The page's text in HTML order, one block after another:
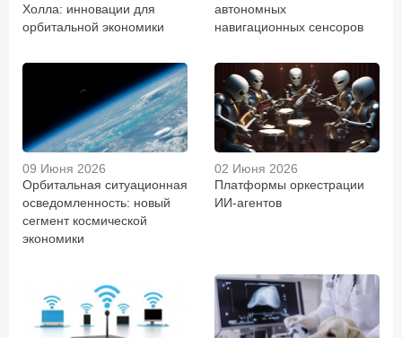
Холла: инновации для
орбитальной экономики
автономных
навигационных сенсоров
09 Июня 2026
Орбитальная ситуационная
осведомленность: новый
сегмент космической
экономики
02 Июня 2026
Платформы оркестрации
ИИ-агентов